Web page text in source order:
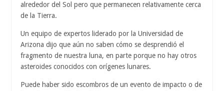
alrededor del Sol pero que permanecen relativamente cerca
de la Tierra.
Un equipo de expertos liderado por la Universidad de
Arizona dijo que aún no saben cómo se desprendió el
fragmento de nuestra luna, en parte porque no hay otros
asteroides conocidos con orígenes lunares.
Puede haber sido escombros de un evento de impacto o de